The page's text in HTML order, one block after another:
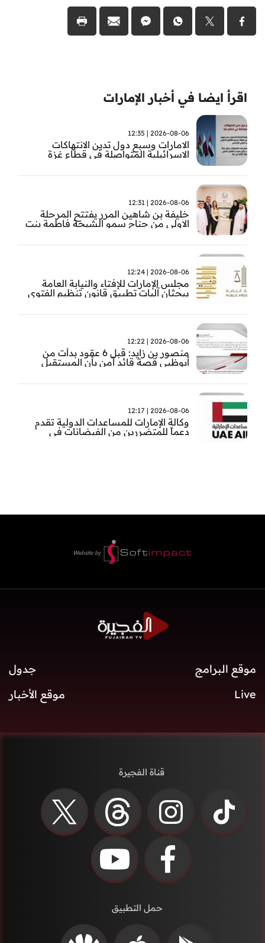
اقرأ ايضا في أخبار الإمارات
2026-08-06 | 12:35
الامارات وسبع دول تدين الانتهاكات
الاسرائيلية المتواصلة في قطاع غزة
2026-08-06 | 12:31
خليفة بن شاهين المرر يفتتح المرحلة
الاولى من جناح سمو الشيخة فاطمة بنت
مستشفى المقاصد
2026-08-06 | 12:24
مجلس الإمارات للإفتاء والنيابة العامة
يبحثان آليات تطبيق قانون تنظيم الفتوى
2026-08-06 | 12:22
منصور بن زايد: قبل 6 عقود بدأت من
أبوظبي قصة قائد آمن بأن المستقبل
2026-08-06 | 12:17
وكالة الإمارات للمساعدات الدولية تقدم
دعماً للمتضررين من الفيضانات في
موقع البرامج
جدول
Live
موقع الأخبار
قناة الفجيرة
حمل التطبيق